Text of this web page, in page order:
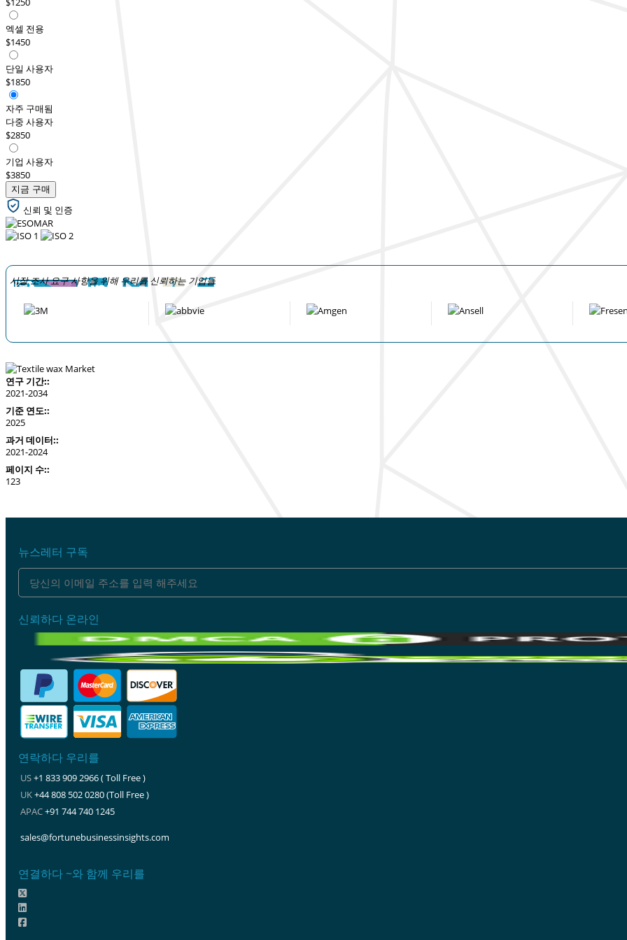
엑셀 전용
$1450
단일 사용자
$1850
자주 구매됨
다중 사용자
$2850
기업 사용자
$3850
지금 구매
신뢰 및 인증
시장 조사 요구 사항을 위해 우리를 신뢰하는 기업들
연구 기간::
2021-2034
기준 연도::
2025
과거 데이터::
2021-2024
페이지 수::
123
뉴스레터 구독
신뢰하다 온라인
연락하다 우리를
US+1 833 909 2966 ( Toll Free )
UK+44 808 502 0280 (Toll Free )
APAC+91 744 740 1245
sales@fortunebusinessinsights.com
연결하다 ~와 함께 우리를